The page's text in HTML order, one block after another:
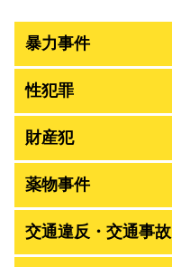
暴力事件
性犯罪
盗撮・のぞき
財産犯
薬物事件
覚せい剤
交通違反・交通事故